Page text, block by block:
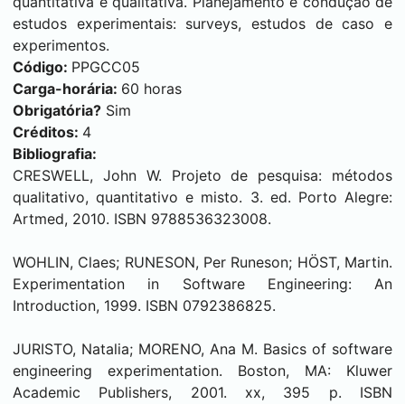
estudos experimentais: surveys, estudos de caso e
experimentos.
Código: PPGCC05
Carga-horária: 60 horas
Obrigatória? Sim
Créditos: 4
Bibliografia:
CRESWELL, John W. Projeto de pesquisa: métodos
qualitativo, quantitativo e misto. 3. ed. Porto Alegre:
Artmed, 2010. ISBN 9788536323008.
WOHLIN, Claes; RUNESON, Per Runeson; HÖST, Martin.
Experimentation in Software Engineering: An
Introduction, 1999. ISBN 0792386825.
JURISTO, Natalia; MORENO, Ana M. Basics of software
engineering experimentation. Boston, MA: Kluwer
Academic Publishers, 2001. xx, 395 p. ISBN